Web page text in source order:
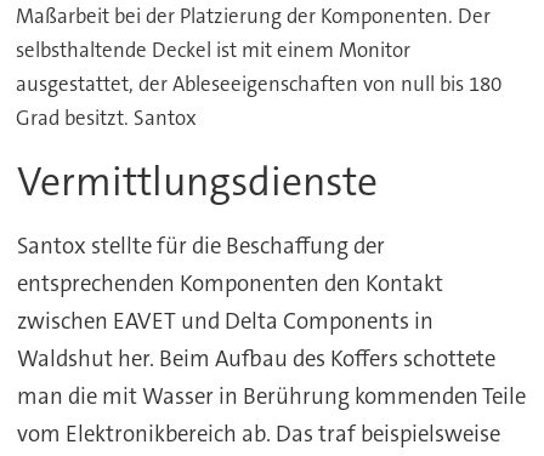
Maßarbeit bei der Platzierung der Komponenten. Der
selbsthaltende Deckel ist mit einem Monitor
ausgestattet, der Ableseeigenschaften von null bis 180
Grad besitzt. Santox
Vermittlungsdienste
Santox stellte für die Beschaffung der
entsprechenden Komponenten den Kontakt
zwischen EAVET und Delta Components in
Waldshut her. Beim Aufbau des Koffers schottete
man die mit Wasser in Berührung kommenden Teile
vom Elektronikbereich ab. Das traf beispielsweise